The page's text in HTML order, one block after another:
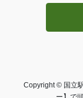
Copyright © 国立